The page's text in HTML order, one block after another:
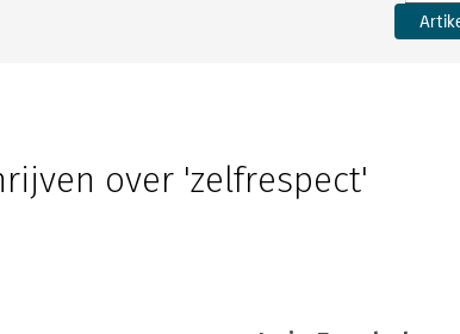
over 'zelfrespect'